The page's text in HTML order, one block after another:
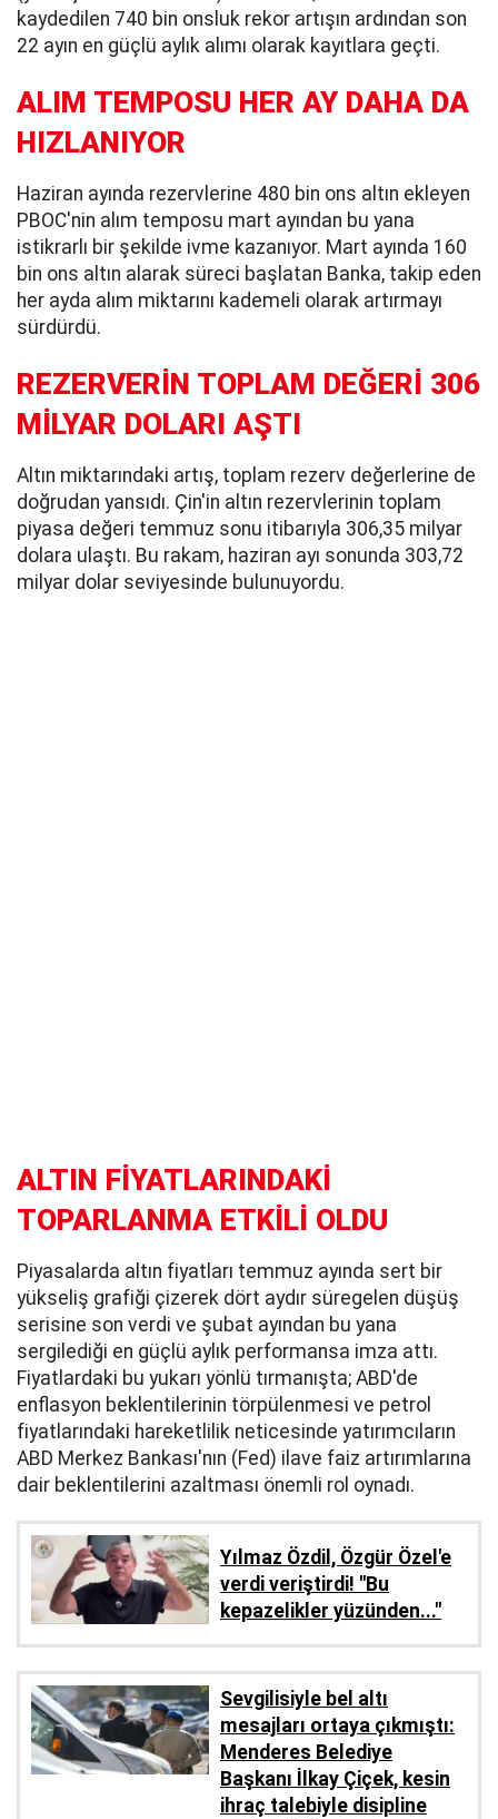
kaydedilen 740 bin onsluk rekor artışın ardından son
22 ayın en güçlü aylık alımı olarak kayıtlara geçti.
ALIM TEMPOSU HER AY DAHA DA
HIZLANIYOR
Haziran ayında rezervlerine 480 bin ons altın ekleyen
PBOC'nin alım temposu mart ayından bu yana
istikrarlı bir şekilde ivme kazanıyor. Mart ayında 160
bin ons altın alarak süreci başlatan Banka, takip eden
her ayda alım miktarını kademeli olarak artırmayı
sürdürdü.
REZERVERİN TOPLAM DEĞERİ 306
MİLYAR DOLARI AŞTI
Altın miktarındaki artış, toplam rezerv değerlerine de
doğrudan yansıdı. Çin'in altın rezervlerinin toplam
piyasa değeri temmuz sonu itibarıyla 306,35 milyar
dolara ulaştı. Bu rakam, haziran ayı sonunda 303,72
milyar dolar seviyesinde bulunuyordu.
ALTIN FİYATLARINDAKİ
TOPARLANMA ETKİLİ OLDU
Piyasalarda altın fiyatları temmuz ayında sert bir
yükseliş grafiği çizerek dört aydır süregelen düşüş
serisine son verdi ve şubat ayından bu yana
sergilediği en güçlü aylık performansa imza attı.
Fiyatlardaki bu yukarı yönlü tırmanışta; ABD'de
enflasyon beklentilerinin törpülenmesi ve petrol
fiyatlarındaki hareketlilik neticesinde yatırımcıların
ABD Merkez Bankası'nın (Fed) ilave faiz artırımlarına
dair beklentilerini azaltması önemli rol oynadı.
Yılmaz Özdil, Özgür Özel'e
verdi veriştirdi! ''Bu
kepazelikler yüzünden..."
Sevgilisiyle bel altı
mesajları ortaya çıkmıştı:
Menderes Belediye
Başkanı İlkay Çiçek, kesin
ihraç talebiyle disipline